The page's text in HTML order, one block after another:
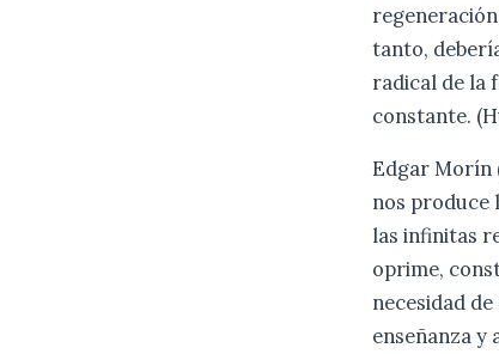
tanto,
radical de la
constante.
Edgar Morín
nos produce
las infinitas
oprime,
necesidad
enseñanza y